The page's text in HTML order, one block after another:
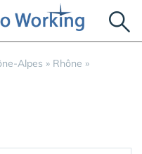
Alpes » Rhône »